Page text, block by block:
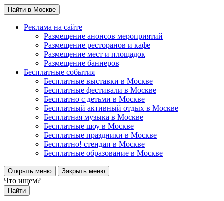
Найти в Москве
Реклама на сайте
Размещение анонсов мероприятий
Размещение ресторанов и кафе
Размещение мест и площадок
Размещение баннеров
Бесплатные события
Бесплатные выставки в Москве
Бесплатные фестивали в Москве
Бесплатно с детьми в Москве
Бесплатный активный отдых в Москве
Бесплатная музыка в Москве
Бесплатные шоу в Москве
Бесплатные праздники в Москве
Бесплатно! стендап в Москве
Бесплатные образование в Москве
Открыть меню Закрыть меню
Что ищем?
Найти